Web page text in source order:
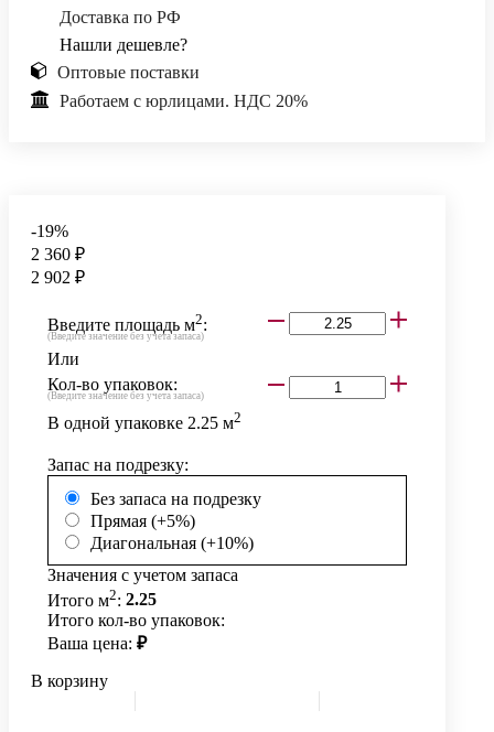
Доставка по РФ
Нашли дешевле?
Оптовые поставки
Работаем с юрлицами. НДС 20%
-19%
2 360 ₽
2 902 ₽
Введите площадь м2:
(Введите значение без учета запаса)
Или
Кол-во упаковок:
(Введите значение без учета запаса)
В одной упаковке 2.25 м2
Запас на подрезку:
Без запаса на подрезку
Прямая (+5%)
Диагональная (+10%)
Значения с учетом запаса
Итого м2: 2.25
Итого кол-во упаковок:
Ваша цена: ₽
В корзину